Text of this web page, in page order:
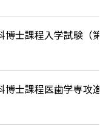
博士課程入学試験（第
博士課程医歯学専攻進